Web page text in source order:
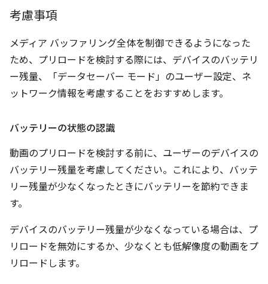
考慮事項
メディア バッファリング全体を制御できるようになった
ため、プリロードを検討する際には、デバイスのバッテリ
ー残量、「データセーバー モード」のユーザー設定、ネ
ットワーク情報を考慮することをおすすめします。
バッテリーの状態の認識
動画のプリロードを検討する前に、ユーザーのデバイスの
バッテリー残量を考慮してください。これにより、バッテ
リー残量が少なくなったときにバッテリーを節約できま
す。
デバイスのバッテリー残量が少なくなっている場合は、プ
リロードを無効にするか、少なくとも低解像度の動画をプ
リロードします。